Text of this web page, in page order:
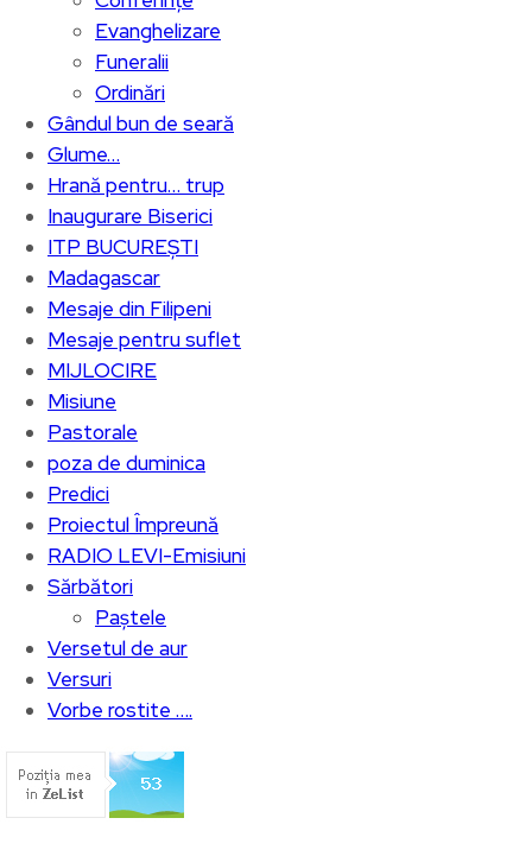
Evanghelizare
Funeralii
Ordinări
Gândul bun de seară
Glume…
Hrană pentru… trup
Inaugurare Biserici
ITP BUCUREȘTI
Madagascar
Mesaje din Filipeni
Mesaje pentru suflet
MIJLOCIRE
Misiune
Pastorale
poza de duminica
Predici
Proiectul Împreună
RADIO LEVI-Emisiuni
Sărbători
Paștele
Versetul de aur
Versuri
Vorbe rostite ….